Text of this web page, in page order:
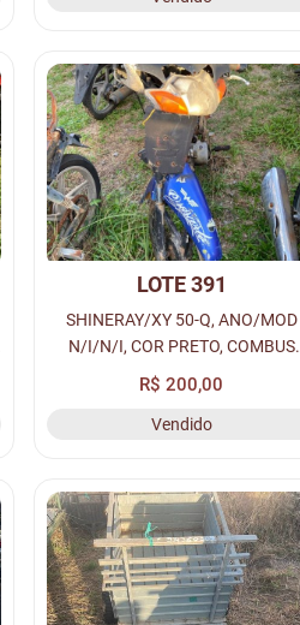
LOTE 391
SHINERAY/XY 50-Q, ANO/MOD
N/I/N/I, COR PRETO, COMBUS
GASOLINA, PLACA N/I - N/I,
RENAVAM N/I, CHASSI N/I, Nº
MOTOR N/I, LOC. PÁTIO MACEIÓ
R$ 200,00
Vendido